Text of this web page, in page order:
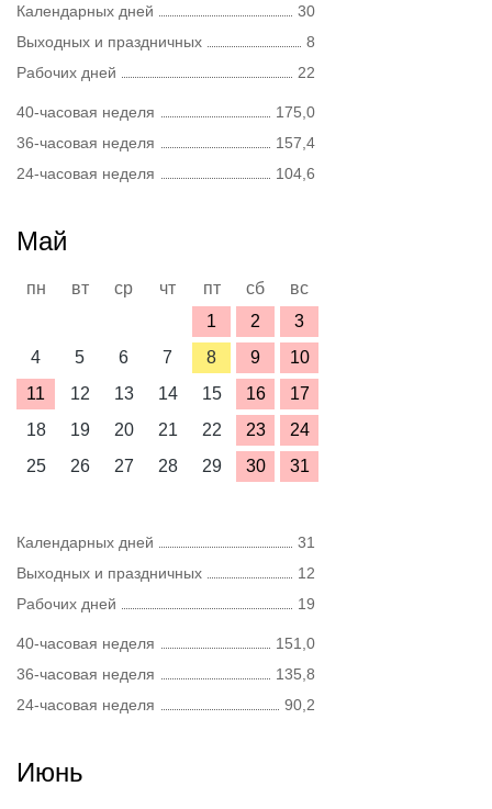
Календарных дней
30
Выходных и праздничных
8
Рабочих дней
22
40-часовая неделя
175,0
36-часовая неделя
157,4
24-часовая неделя
104,6
Май
пн вт ср чт пт сб
вс
1
2
3
4
5 6 7 8 9
10
11
12 13 14 15 16
17
18
19 20 21 22 23
24
25
26 27 28 29 30 31
Календарных дней
31
Выходных и праздничных
12
Рабочих дней
19
40-часовая неделя
151,0
36-часовая неделя
135,8
24-часовая неделя
90,2
Июнь